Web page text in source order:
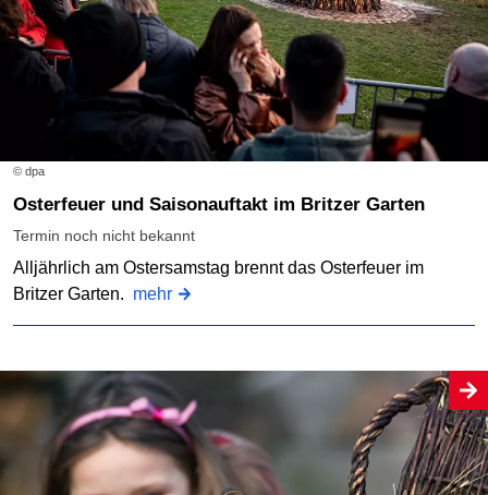
© dpa
Osterfeuer und Saisonauftakt im Britzer Garten
Termin noch nicht bekannt
Alljährlich am Ostersamstag brennt das Osterfeuer im
Britzer Garten. mehr